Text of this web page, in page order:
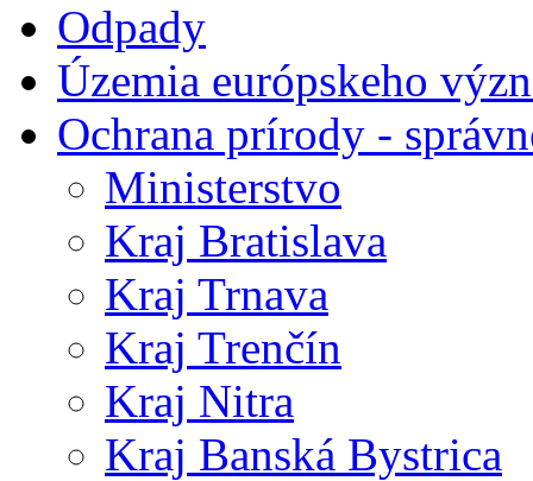
Odpady
Územia európskeho
Ochrana prírody -
Ministerstvo
Kraj Bratislava
Kraj Trnava
Kraj Trenčín
Kraj Nitra
Kraj Banská Bystrica